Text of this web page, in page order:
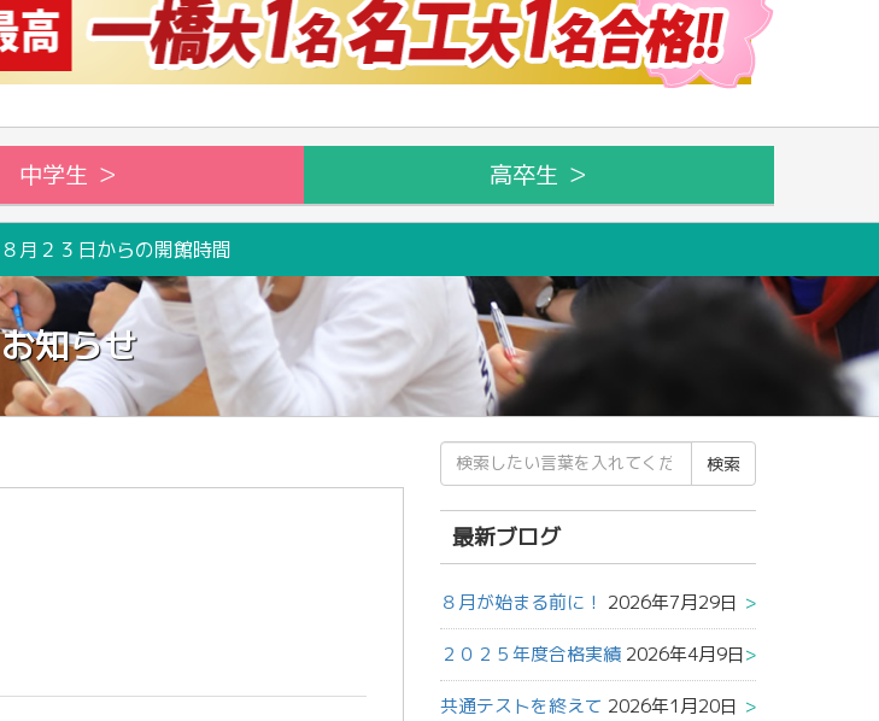
中学生 ＞ 高卒生 ＞
８月２３日からの開館時間
お知らせ
検
索
結
果:
最新ブログ
８月が始まる前に！ 2026年7月29日
２０２５年度合格実績 2026年4月9日
共通テストを終えて 2026年1月20日